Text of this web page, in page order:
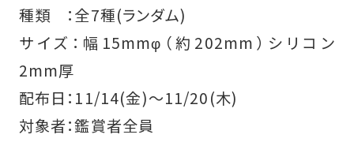
種類 ：全7種(ランダム)
サイズ：幅15mmφ（約202mm）シリコン
2mm厚
配布日：11/14(金)～11/20(木)
対象者：鑑賞者全員